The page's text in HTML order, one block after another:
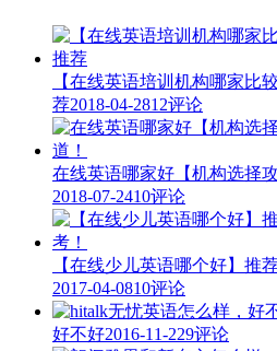
【在线英语培训机构哪家比
荐2018-04-2812评论
在线英语哪家好【机构选择
2018-07-2410评论
【在线少儿英语哪个好】推
2017-04-0810评论
好不好2016-11-229评论